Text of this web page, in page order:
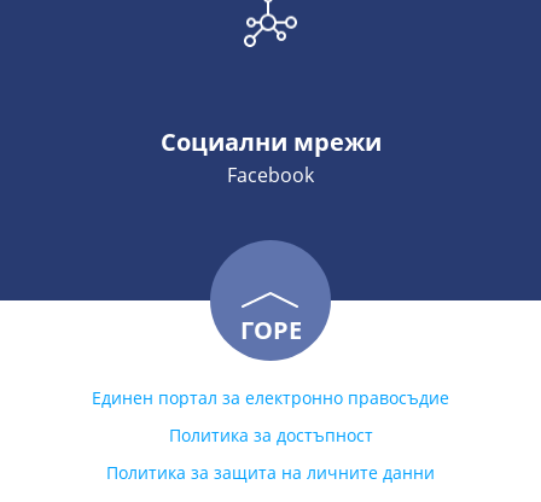
Социални мрежи
Facebook
ГОРЕ
Единен портал за електронно правосъдие
Политика за достъпност
Политика за защита на личните данни